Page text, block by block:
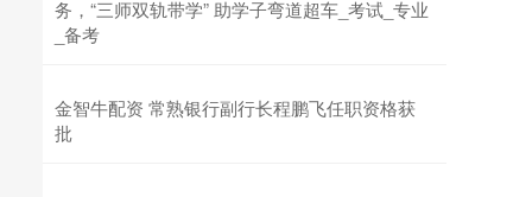
务，“三师双轨带学” 助学子弯道超车_考试_专业
_备考
金智牛配资 常熟银行副行长程鹏飞任职资格获
批